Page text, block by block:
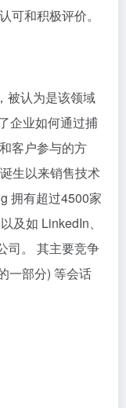
可和积极评价。
被认为是该领域
企业如何通过捕
客户参与的方
生以来销售技术
拥有超过4500家
及如 LinkedIn、
司。 其主要竞争
一部分) 等会话